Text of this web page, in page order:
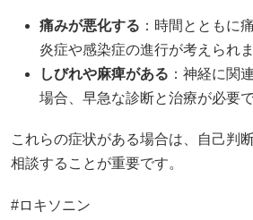
痛みが悪化する ：​時間とともに
炎症や感染症の進行が考えられま
しびれや麻痺がある ：​神経に関
場合、早急な診断と治療が必要で
これらの症状がある場合は、自己判
相談することが重要です。​
#ロキソニン